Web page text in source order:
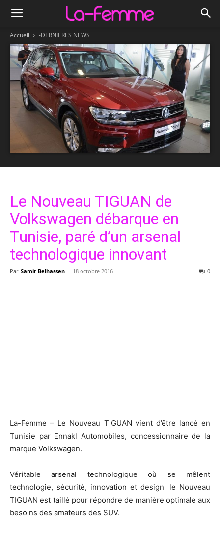
Accueil -DERNIERES NEWS
Le Nouveau TIGUAN de
Volkswagen débarque en
Tunisie, paré d’un arsenal
technologique innovant
Par Samir Belhassen - 18 octobre 2016 0
La-Femme – Le Nouveau TIGUAN vient d’être lancé en
Tunisie par Ennakl Automobiles, concessionnaire de la
marque Volkswagen.
Véritable arsenal technologique où se mêlent
technologie, sécurité, innovation et design, le Nouveau
TIGUAN est taillé pour répondre de manière optimale aux
besoins des amateurs des SUV.